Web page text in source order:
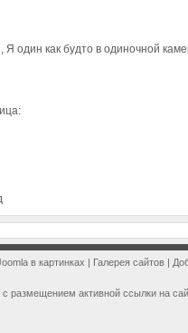
один как будто в одиночной
в картинках | Галерея сайтов |
размещением активной ссылки на